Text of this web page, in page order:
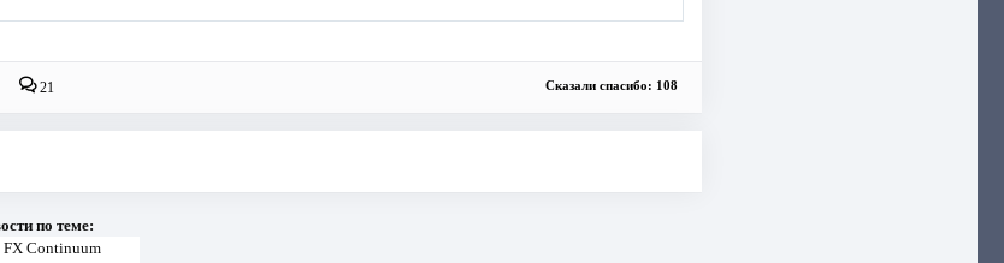
21 Сказали спасибо: 108
по теме:
FX Continuum